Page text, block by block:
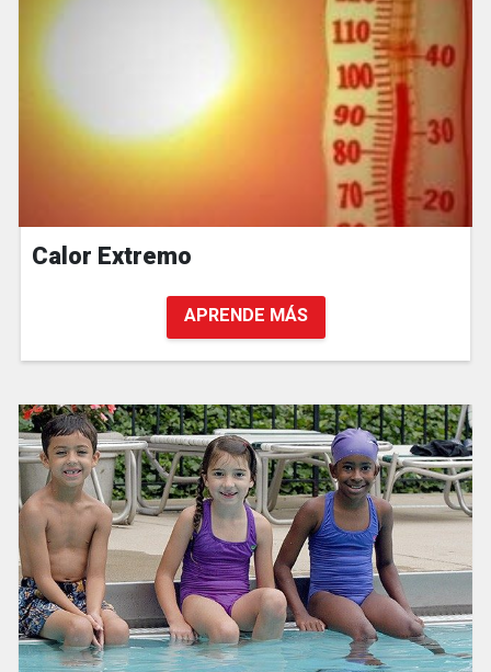
Calor Extremo
APRENDE MÁS